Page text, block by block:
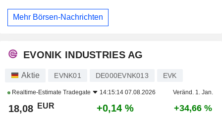
Mehr Börsen-Nachrichten
EVONIK INDUSTRIES AG
Aktie EVNK01 DE000EVNK013 EVK
Realtime-Estimate Tradegate 14:15:14 07.08.2026 Veränd. 1. Jan.
18,08 EUR +0,14 % +34,66 %